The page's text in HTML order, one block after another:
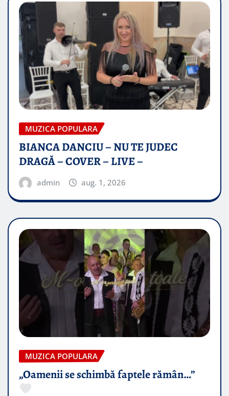
MUZICA POPULARA
BIANCA DANCIU – NU TE JUDEC
DRAGĂ – COVER – LIVE –
admin aug. 1, 2026
MUZICA POPULARA
„Oamenii se schimbă faptele rămân…”